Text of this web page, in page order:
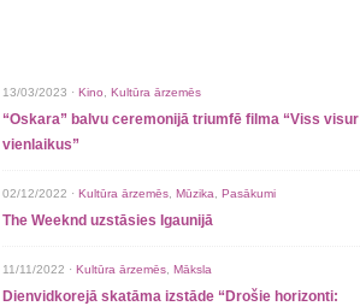
13/03/2023 · Kino Kultūra ārzemēs
“Oskara” balvu ceremonijā triumfē filma “Viss visur
vienlaikus”
02/12/2022 · Kultūra ārzemēs Mūzika Pasākumi
The Weeknd uzstāsies Igaunijā
11/11/2022 · Kultūra ārzemēs Māksla
Dienvidkorejā skatāma izstāde “Drošie horizonti: